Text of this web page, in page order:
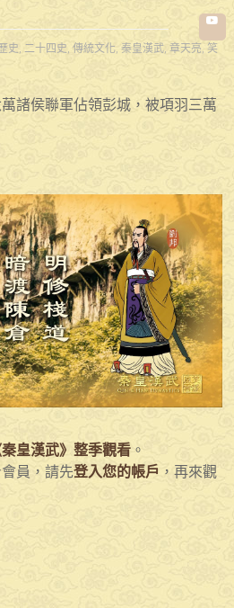
史,二十四史,傳統文化,秦皇漢武,章天亮,笑
諸侯聯軍佔領彭城，被項羽三萬
秦皇漢武》整季觀看 。
員，請先登入您的帳戶 ，再來觀